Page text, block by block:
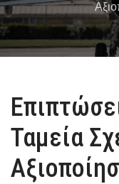
Ταμεία